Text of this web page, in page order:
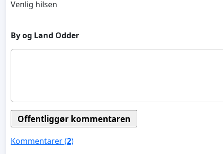
Venlig hilsen
By og Land Odder
Kommentarer (2)